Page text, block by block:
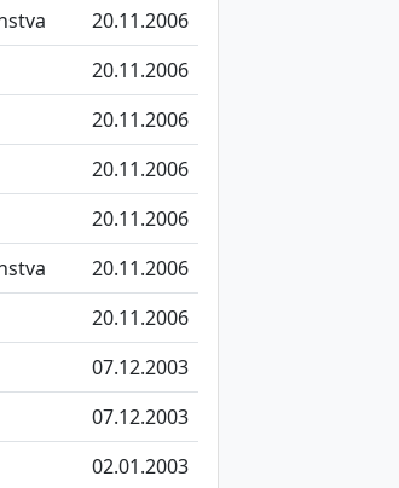
20.11.2006
20.11.2006
20.11.2006
20.11.2006
20.11.2006
20.11.2006
20.11.2006
07.12.2003
07.12.2003
02.01.2003